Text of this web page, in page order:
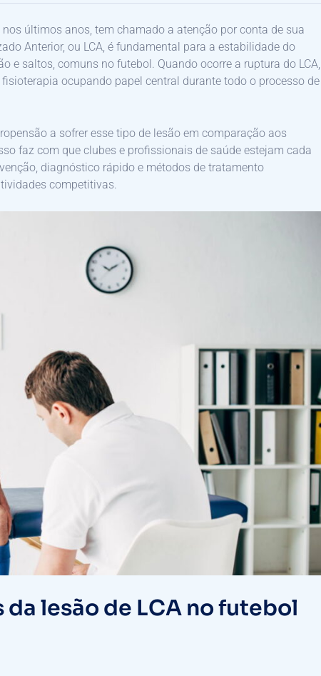
últimos anos, tem chamado a atenção por conta de sua
Anterior, ou LCA, é fundamental para a estabilidade do
e saltos, comuns no futebol. Quando ocorre a ruptura do LCA,
ocupando papel central durante todo o processo de
a sofrer esse tipo de lesão em comparação aos
faz com que clubes e profissionais de saúde estejam cada
diagnóstico rápido e métodos de tratamento
competitivas.
lesão de LCA no futebol